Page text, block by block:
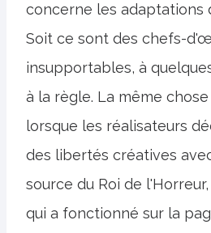
concerne les adaptations
Soit ce sont des chefs-
insupportables, à
à la règle. La même
lorsque les réalisateurs
des libertés créatives
source du Roi de
qui a fonctionné sur la